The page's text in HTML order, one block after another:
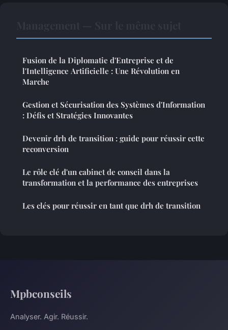
Fusion de la Diplomatie d'Entreprise et de
l'Intelligence Artificielle : Une Révolution en
Marche
Gestion et Sécurisation des Systèmes d'Information
: Défis et Stratégies Innovantes
Devenir drh de transition : guide pour réussir cette
reconversion
Le rôle clé d'un cabinet de conseil dans la
transformation et la performance des entreprises
Les clés pour réussir en tant que drh de transition
Mpbconseils
Analyser. Agir. Réussir.